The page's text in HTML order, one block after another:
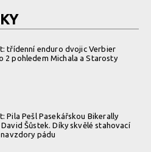
třídenní enduro dvojic Verbier
2 pohledem Michala a Starosty
Pila Pešl Pasekářskou Bikerally
Šůstek. Díky skvělé stahovací
pádu